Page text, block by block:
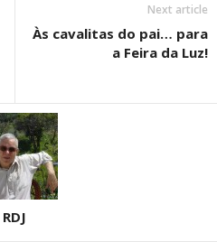
Next article
Às cavalitas do pai… para
a Feira da Luz!
RDJ